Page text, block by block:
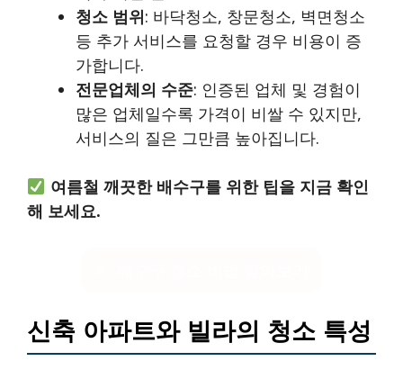
청소 범위: 바닥청소, 창문청소, 벽면청소
등 추가 서비스를 요청할 경우 비용이 증
가합니다.
전문업체의 수준: 인증된 업체 및 경험이
많은 업체일수록 가격이 비쌀 수 있지만,
서비스의 질은 그만큼 높아집니다.
여름철 깨끗한 배수구를 위한 팁을 지금 확인
해 보세요.
신축 아파트와 빌라의 청소 특성